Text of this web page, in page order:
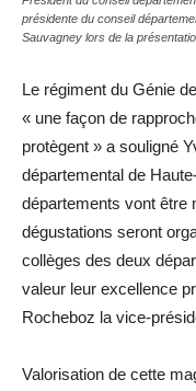
présidente du conseil
Sauvagney lors de la
Le régiment du Génie
« une façon de
protègent » a souligné
départemental de
départements vont être
dégustations seront
collèges des deux
valeur leur excellence
Rocheboz la vice-
Valorisation de cette